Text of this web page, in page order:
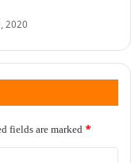
2020
fields are marked *